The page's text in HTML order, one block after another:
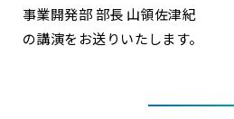
事業開発部 部長 山領佐津紀
の講演をお送りいたします。